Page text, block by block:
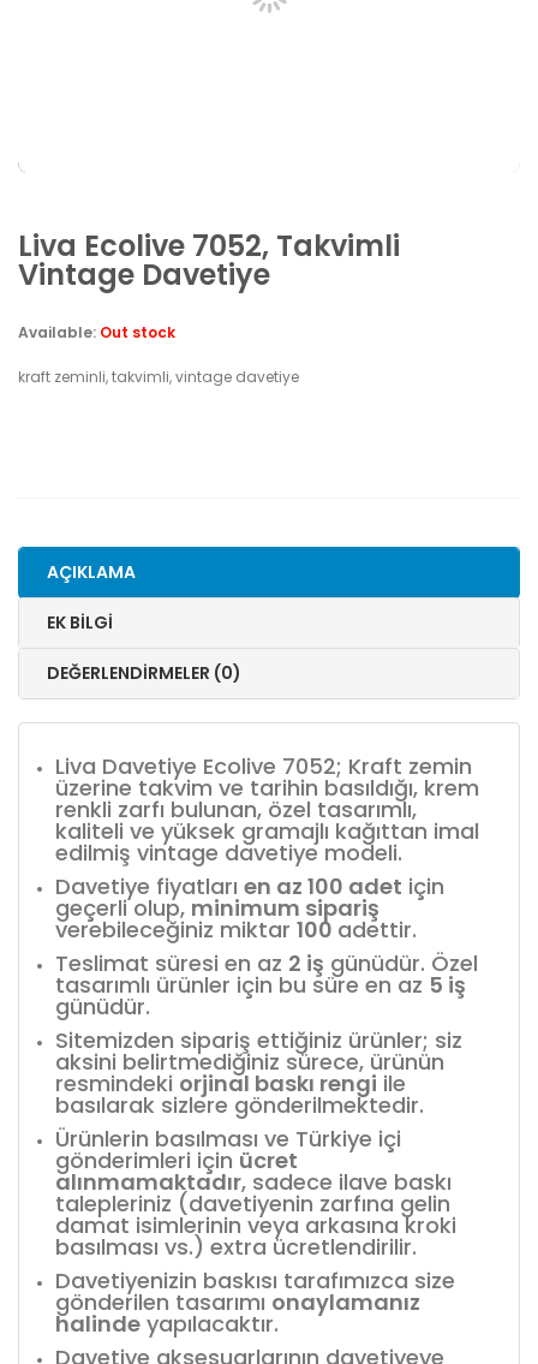
Liva Ecolive 7052, Takvimli
Vintage Davetiye
Available: Out stock
kraft zeminli, takvimli, vintage davetiye
AÇIKLAMA
EK BILGI
DEĞERLENDIRMELER (0)
Liva Davetiye Ecolive 7052; Kraft zemin
üzerine takvim ve tarihin basıldığı, krem
renkli zarfı bulunan, özel tasarımlı,
kaliteli ve yüksek gramajlı kağıttan imal
edilmiş vintage davetiye modeli.
Davetiye fiyatları en az 100 adet için
geçerli olup, minimum sipariş
verebileceğiniz miktar 100 adettir.
Teslimat süresi en az 2 iş günüdür. Özel
tasarımlı ürünler için bu süre en az 5 iş
günüdür.
Sitemizden sipariş ettiğiniz ürünler; siz
aksini belirtmediğiniz sürece, ürünün
resmindeki orjinal baskı rengi ile
basılarak sizlere gönderilmektedir.
Ürünlerin basılması ve Türkiye içi
gönderimleri için ücret
alınmamaktadır, sadece ilave baskı
talepleriniz (davetiyenin zarfına gelin
damat isimlerinin veya arkasına kroki
basılması vs.) extra ücretlendirilir.
Davetiyenizin baskısı tarafımızca size
gönderilen tasarımı onaylamanız
halinde yapılacaktır.
Davetiye aksesuarlarının davetiyeye